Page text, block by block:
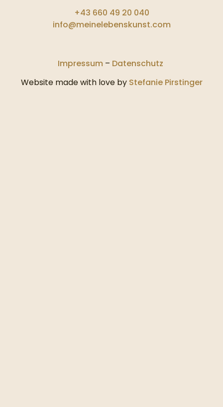
+43 660 49 20 040
info@meinelebenskunst.com
Impressum – Datenschutz
Website made with love by Stefanie Pirstinger